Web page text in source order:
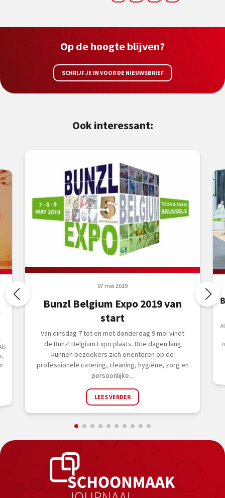
Op de hoogte blijven?
SCHRIJF JE IN VOOR DE NIEUWSBRIEF
Ook interessant:
07 mei 2019
Bunzl Belgium Expo 2019 van
start
Van dinsdag 7 tot en met donderdag 9 mei vindt
de Bunzl Belgium Expo plaats. Drie dagen lang
kunnen bezoekers zich oriënteren op de
professionele catering, cleaning, hygiëne, zorg en
persoonlijke...
LEES VERDER